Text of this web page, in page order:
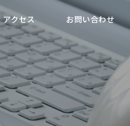
アクセス お問い合わせ